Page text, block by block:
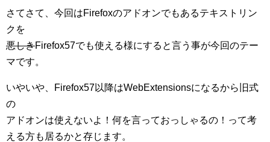
さてさて、今回はFirefoxのアドオンでもあるテキストリン
クを
悪しきFirefox57でも使える様にすると言う事が今回のテー
マです。
いやいや、Firefox57以降はWebExtensionsになるから旧式
の
アドオンは使えないよ！何を言っておっしゃるの！って考
える方も居るかと存じます。